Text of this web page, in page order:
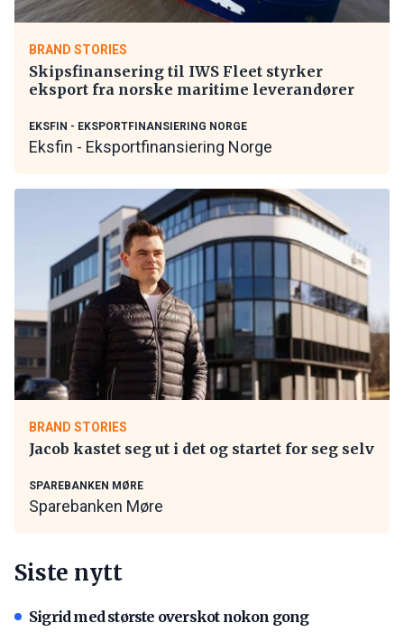
BRAND STORIES
Skipsfinansering til IWS Fleet styrker
eksport fra norske maritime leverandører
EKSFIN - EKSPORTFINANSIERING NORGE
Eksfin - Eksportfinansiering Norge
BRAND STORIES
Jacob kastet seg ut i det og startet for seg selv
SPAREBANKEN MØRE
Sparebanken Møre
Siste nytt
Sigrid med største overskot nokon gong